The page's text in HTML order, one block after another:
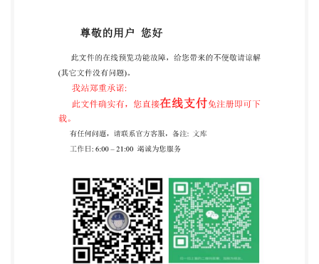
GB/T16769一2008的规定检验机床的噪声。机床噪
声测量应在工件主轴箱和钻杆箱等主运 动正、反转的
低、中、高速和钻杆箱的进给运动在中速时的空运转
条件下进行，整机噪声声压级不应超过 85dB(A)。主
电机部位噪声声压级不应超过90dB(A)。 5.6在工作行
程范围内，手轮、手柄的操纵力应均勾且不应超过表
操纵力 工件主轴箱、钻杆箱变速手柄 120 刀架回转、
移动手轮、手柄 工件中心架、钻杆中心架移动手轮、
手柄 200 6加工和装配质量 6.1工件床身、钻杆床身、
工件主轴箱体及其滑板、钻杆箱体及其滑板、导向中